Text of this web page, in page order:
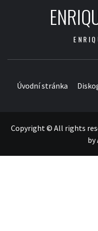
Úvodní stránka
Copyright © All rights
by